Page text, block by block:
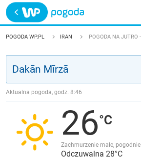
Trwa ładowanie
POLSKA
JAKOŚĆ POWIETRZA
POGODA WP.PL IRAN POGODA NA JUTRO
Aktualna pogoda, godz. 8:46
26
Zachmurzenie małe, pogodnie
Odczuwalna 28°C